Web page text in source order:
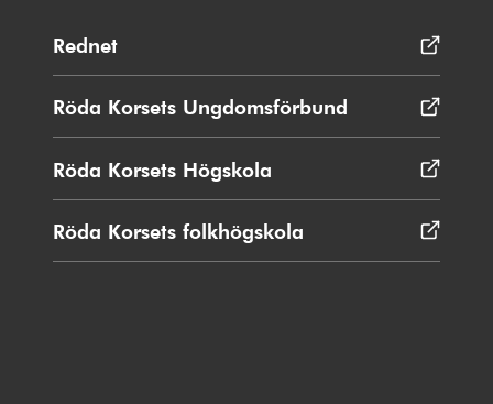
Rednet
i
nytt
fönster
Röda Korsets Ungdomsförbund Öppnas
i
Röda Korsets Högskola
i
nytt
fönster
Röda Korsets folkhögskola
i